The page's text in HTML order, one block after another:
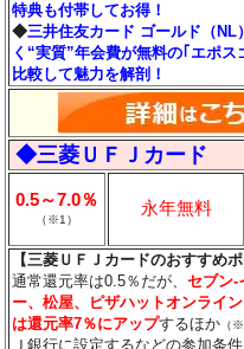
特典も付帯してお得！
◆三井住友カード ゴールド（NL
く“実質”年会費が無料の｢エポ
比較して魅力を解剖！
◆三菱ＵＦＪカード
0.5～7.0％
（※1）
永年無料
【三菱ＵＦＪカードのおすすめポ
通常還元率は0.5％だが、セブン
ー、松屋、ピザハットオンライ
は還元率7％にアップするほか （
Ｊ銀行に設定するなどの参加条